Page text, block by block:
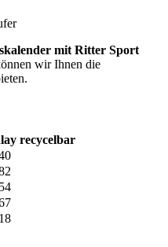
mit Ritter Sport
wir Ihnen die
recycelbar